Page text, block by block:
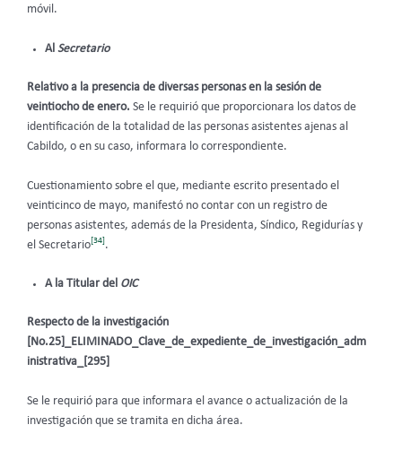
móvil.
Al Secretario
Relativo a la presencia de diversas personas en la sesión de
veintiocho de enero. Se le requirió que proporcionara los datos de
identificación de la totalidad de las personas asistentes ajenas al
Cabildo, o en su caso, informara lo correspondiente.
Cuestionamiento sobre el que, mediante escrito presentado el
veinticinco de mayo, manifestó no contar con un registro de
personas asistentes, además de la Presidenta, Síndico, Regidurías y
el Secretario [34] .
A la Titular del OIC
Respecto de la investigación
[No.25]_ELIMINADO_Clave_de_expediente_de_investigación_adm
inistrativa_[295]
Se le requirió para que informara el avance o actualización de la
investigación que se tramita en dicha área.